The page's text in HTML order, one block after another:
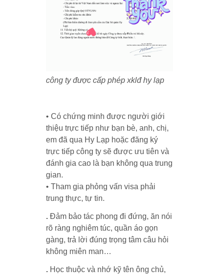
công ty được cấp phép xklđ hy lạp
• Có chứng minh được người giới
thiệu trực tiếp như bạn bè, anh, chị,
em đã qua Hy Lạp hoặc đăng ký
trực tiếp công ty sẽ được ưu tiên và
đánh gia cao là bạn không qua trung
gian.
• Tham gia phỏng vấn visa phải
trung thực, tự tin.
. Đảm bảo tác phong đi đứng, ăn nói
rõ ràng nghiêm túc, quần áo gọn
gàng, trả lời đúng trọng tâm câu hỏi
không miên man…
. Học thuộc và nhớ kỹ tên ông chủ,